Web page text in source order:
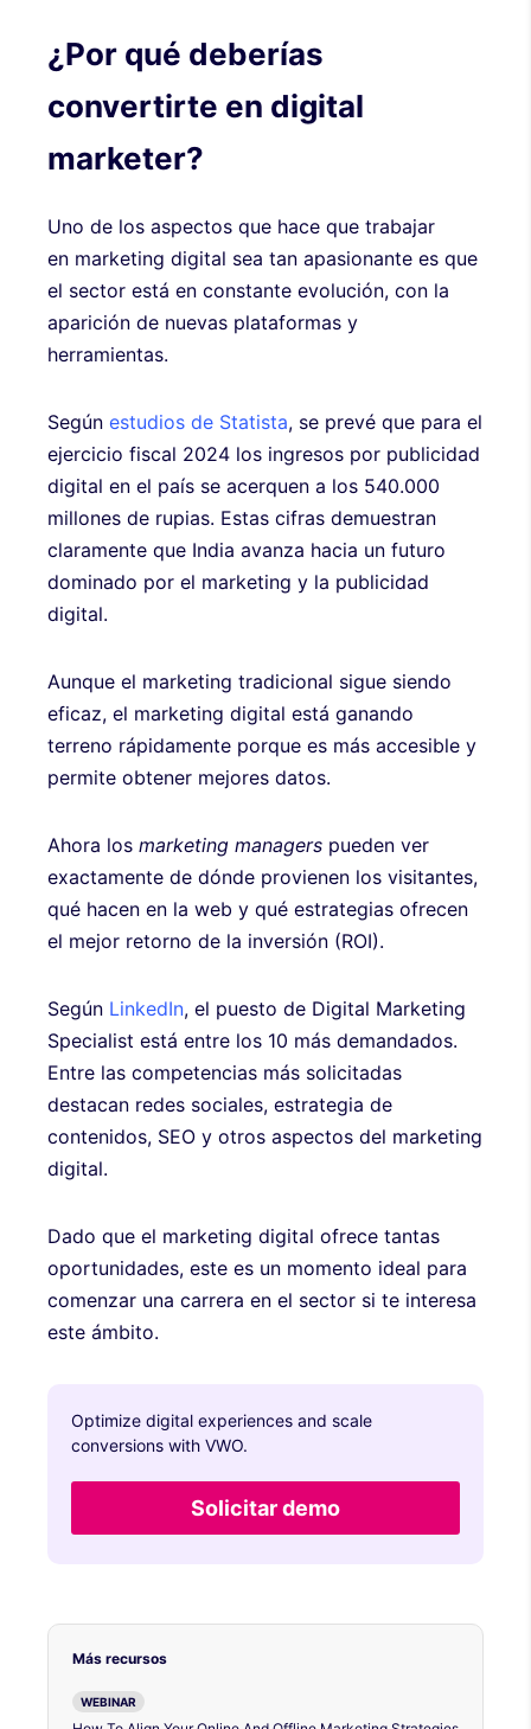
¿Por qué deberías
convertirte en digital
marketer?
Uno de los aspectos que hace que trabajar
en marketing digital sea tan apasionante es que
el sector está en constante evolución, con la
aparición de nuevas plataformas y
herramientas.
Según estudios de Statista, se prevé que para el
ejercicio fiscal 2024 los ingresos por publicidad
digital en el país se acerquen a los 540.000
millones de rupias. Estas cifras demuestran
claramente que India avanza hacia un futuro
dominado por el marketing y la publicidad
digital.
Aunque el marketing tradicional sigue siendo
eficaz, el marketing digital está ganando
terreno rápidamente porque es más accesible y
permite obtener mejores datos.
Ahora los marketing managers pueden ver
exactamente de dónde provienen los visitantes,
qué hacen en la web y qué estrategias ofrecen
el mejor retorno de la inversión (ROI).
Según LinkedIn, el puesto de Digital Marketing
Specialist está entre los 10 más demandados.
Entre las competencias más solicitadas
destacan redes sociales, estrategia de
contenidos, SEO y otros aspectos del marketing
digital.
Dado que el marketing digital ofrece tantas
oportunidades, este es un momento ideal para
comenzar una carrera en el sector si te interesa
este ámbito.
Optimize digital experiences and scale
conversions with VWO.
Solicitar demo
Más recursos
WEBINAR